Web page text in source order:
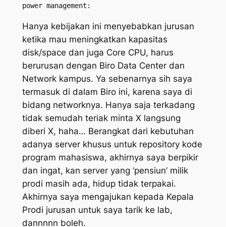
Hanya kebijakan ini menyebabkan jurusan
ketika mau meningkatkan kapasitas
disk/space dan juga Core CPU, harus
berurusan dengan Biro Data Center dan
Network kampus. Ya sebenarnya sih saya
termasuk di dalam Biro ini, karena saya di
bidang networknya. Hanya saja terkadang
tidak semudah teriak minta X langsung
diberi X, haha… Berangkat dari kebutuhan
adanya server khusus untuk repository kode
program mahasiswa, akhirnya saya berpikir
dan ingat, kan server yang ‘pensiun’ milik
prodi masih ada, hidup tidak terpakai.
Akhirnya saya mengajukan kepada Kepala
Prodi jurusan untuk saya tarik ke lab,
dannnnn boleh.